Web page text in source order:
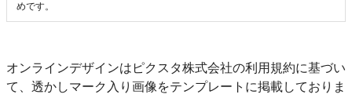
めです。
オンラインデザインはピクスタ株式会社の利用規約に基づい
て、透かしマーク入り画像をテンプレートに掲載しておりま